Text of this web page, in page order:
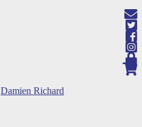
Damien Richard